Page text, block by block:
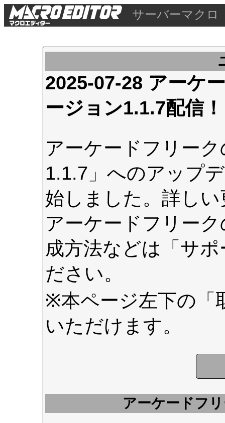
サーバーマクロ
2025-07-28 アーケ
ージョン1.1.7配信！
アーケードフリー
1.1.7」へのアップ
始しました。詳し
アーケードフリー
成方法などは 「サ
ださい。
※本ページ左下の
いただけます。
アーケードフ